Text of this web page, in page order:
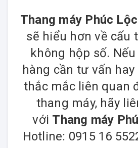
Thang máy Phúc Lộc
sẽ hiểu hơn về cấu
không hộp số.
hàng cần tư vấn
thắc mắc liên quan
thang máy, hãy
với Thang máy
Hotline: 0915 16